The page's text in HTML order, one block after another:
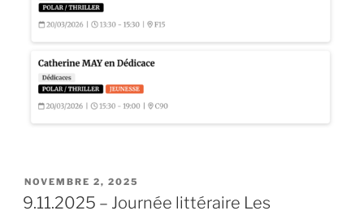
PUBLIÉ
LE
NOVEMBRE 2, 2025
9.11.2025 – Journée littéraire Les